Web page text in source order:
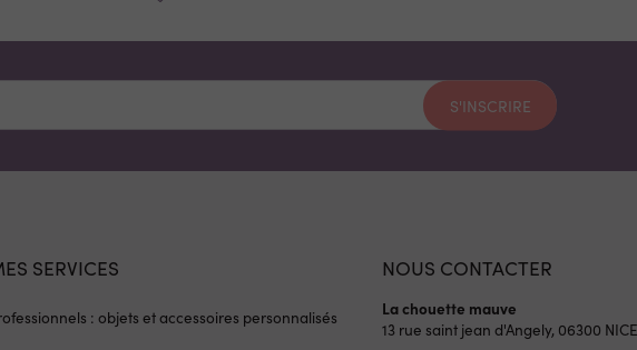
S'INSCRIRE
SERVICES
: objets et accessoires personnalisés
NOUS CONTACTER
La chouette mauve
13 rue saint jean d'Angely, 06300 NICE